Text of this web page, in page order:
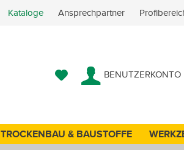
Kataloge Ansprechpartner
BENUTZERKONTO
TROCKENBAU & BAUSTOFFE